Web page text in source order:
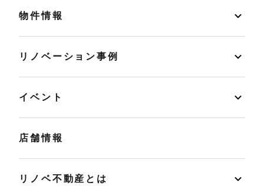
物件情報
リノベーション事例
イベント
店舗情報
リノベ不動産とは